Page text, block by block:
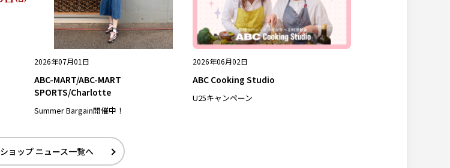
2026年07月01日
ABC-MART/ABC-MART
SPORTS/Charlotte
Summer Bargain開催中！
2026年06月02日
ABC Cooking Studio
U25キャンペーン
ショップ ニュース一覧へ